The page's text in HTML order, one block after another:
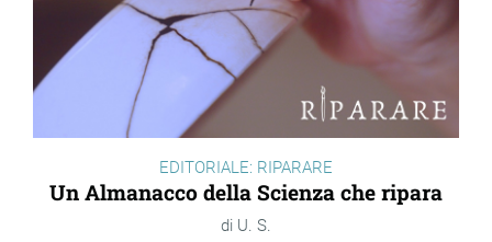
EDITORIALE: RIPARARE
Un Almanacco della Scienza che ripara
U. S.